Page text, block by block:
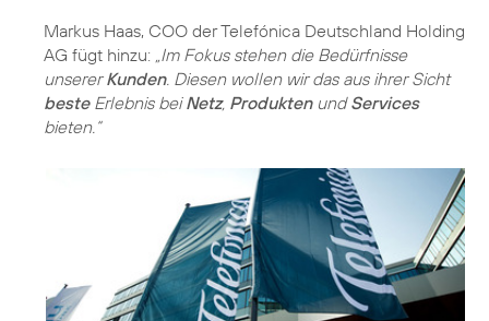
Markus Haas, COO der Telefónica Deutschland Holding
AG fügt hinzu: „Im Fokus stehen die Bedürfnisse
unsererKunden. Diesen wollen wir das aus ihrer Sicht
beste Erlebnis beiNetz, Produkten undServices
bieten.“